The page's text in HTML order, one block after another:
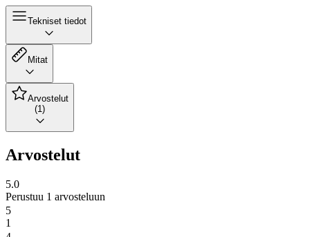
Tekniset tiedot
Mitat
Arvostelut
(1)
Arvostelut
5.0
Perustuu 1 arvosteluun
5
1